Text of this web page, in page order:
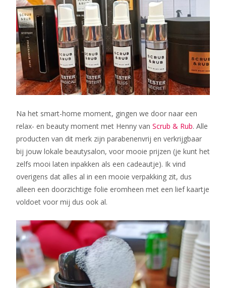
Na het smart-home moment, gingen we door naar een
relax- en beauty moment met Henny van Scrub & Rub. Alle
producten van dit merk zijn parabenenvrij en verkrijgbaar
bij jouw lokale beautysalon, voor mooie prijzen (je kunt het
zelfs mooi laten inpakken als een cadeautje). Ik vind
overigens dat alles al in een mooie verpakking zit, dus
alleen een doorzichtige folie eromheen met een lief kaartje
voldoet voor mij dus ook al.